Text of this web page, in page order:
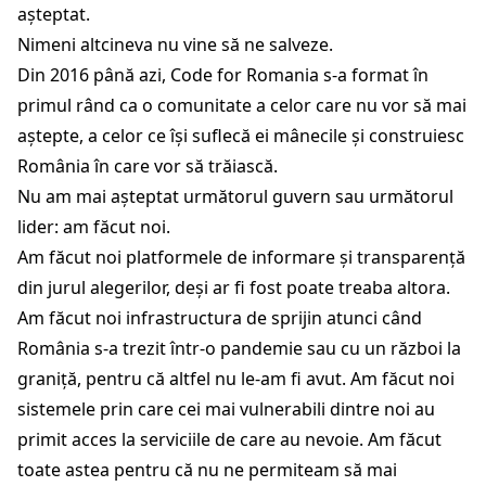
așteptat.
Nimeni altcineva nu vine să ne salveze.
Din 2016 până azi, Code for Romania s-a format în
primul rând ca o comunitate a celor care nu vor să mai
aștepte, a celor ce își suflecă ei mânecile și construiesc
România în care vor să trăiască.
Nu am mai așteptat următorul guvern sau următorul
lider: am făcut noi.
Am făcut noi platformele de informare și transparență
din jurul alegerilor, deși ar fi fost poate treaba altora.
Am făcut noi infrastructura de sprijin atunci când
România s-a trezit într-o pandemie sau cu un război la
graniță, pentru că altfel nu le-am fi avut. Am făcut noi
sistemele prin care cei mai vulnerabili dintre noi au
primit acces la serviciile de care au nevoie. Am făcut
toate astea pentru că nu ne permiteam să mai